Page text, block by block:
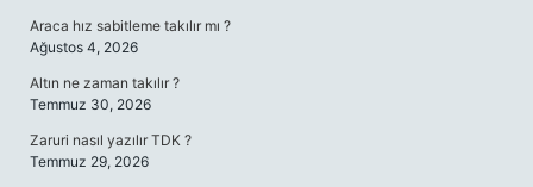
Araca hız sabitleme takılır mı ?
Ağustos 4, 2026
Altın ne zaman takılır ?
Temmuz 30, 2026
Zaruri nasıl yazılır TDK ?
Temmuz 29, 2026